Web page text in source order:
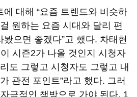
에 대해 “요즘 트렌드와 비슷하
원하는 요즘 시대와 달리 편
봤으면 좋겠다”고 했다. 차태현
시즌2가 나올 것인지 시청자
도 그렇고 시청자도 그렇고 내
관전 포인트”라고 했다. 그러
극적인 책방으로 가야 된다. 1